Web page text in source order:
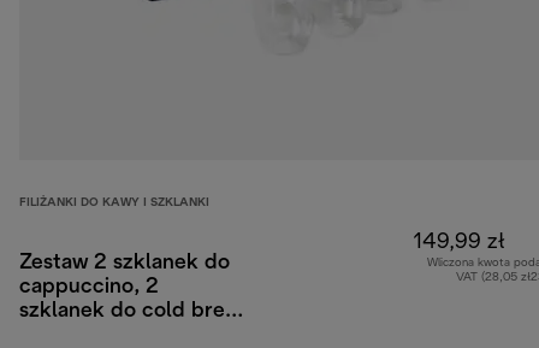
FILIŻANKI DO KAWY I SZKLANKI
Zestaw 2 szklanek do
cappuccino, 2
szklanek do cold brew,
149,99 zł
Wliczona kwota
VAT (28,05